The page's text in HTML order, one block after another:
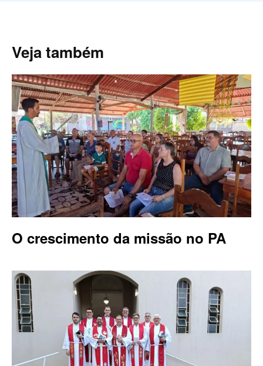
Veja também
O crescimento da missão no PA